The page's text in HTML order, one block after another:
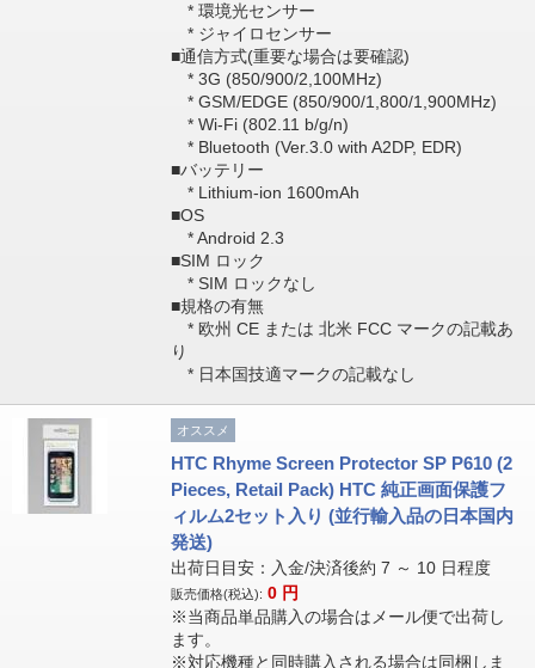
* 環境光センサー
* ジャイロセンサー
■通信方式(重要な場合は要確認)
* 3G (850/900/2,100MHz)
* GSM/EDGE (850/900/1,800/1,900MHz)
* Wi-Fi (802.11 b/g/n)
* Bluetooth (Ver.3.0 with A2DP, EDR)
■バッテリー
* Lithium-ion 1600mAh
■OS
* Android 2.3
■SIM ロック
* SIM ロックなし
■規格の有無
* 欧州 CE または 北米 FCC マークの記載あ
り
* 日本国技適マークの記載なし
オススメ
HTC Rhyme Screen Protector SP P610 (2
Pieces, Retail Pack) HTC 純正画面保護フ
ィルム2セット入り (並行輸入品の日本国内
発送)
出荷日目安：入金/決済後約 7 ～ 10 日程度
販売価格(税込): 0 円
※当商品単品購入の場合はメール便で出荷し
ます。
※対応機種と同時購入される場合は同梱しま